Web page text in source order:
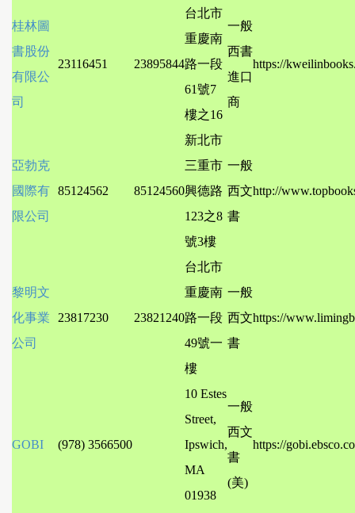
桂林圖
書股份
有限公
司
23116451 23895844
台北市
重慶南
路一段
61號7
樓之16
一般
西書
進口
商
https://
亞勃克
國際有
限公司
85124562 85124560
新北市
三重市
興德路
123之8
號3樓
一般
西文
書
http://
黎明文
化事業
公司
23817230 23821240
台北市
重慶南
路一段
49號一
樓
一般
西文
書
https://
GOBI (978) 3566500
10 Estes
Street,
Ipswich,
MA
01938
一般
西文
書
(美)
https://